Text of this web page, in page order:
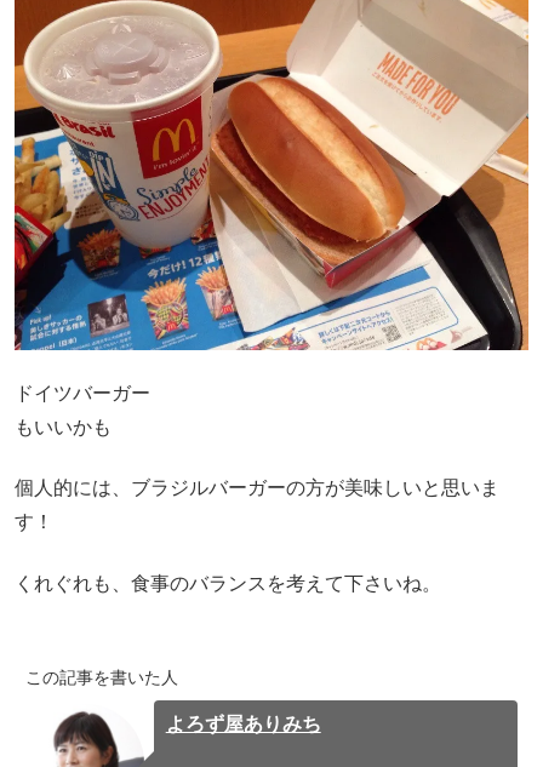
ドイツバーガー
もいいかも
個人的には、ブラジルバーガーの方が美味しいと思いま
す！
くれぐれも、食事のバランスを考えて下さいね。
この記事を書いた人
よろず屋ありみち